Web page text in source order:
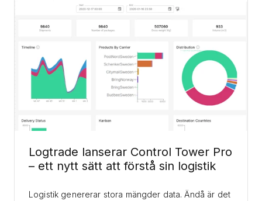
Logtrade lanserar Control Tower Pro
– ett nytt sätt att förstå sin logistik
Logistik genererar stora mängder data. Ändå är det